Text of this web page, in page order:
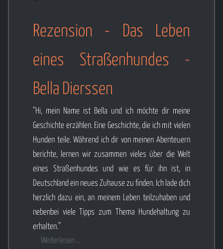
Rezension - Das Leben
eines Straßenhundes -
Bella Dierssen
“Hi, mein Name ist Bella und ich möchte dir meine
Geschichte erzählen. Eine Geschichte, die ich mit vielen
Hunden teile. Während ich dir von meinen Abenteuern
berichte, lernen wir zusammen vieles über die Welt
eines Straßenhundes und wie es für ihn ist, in
Deutschland ein neues Zuhause zu finden. Ich lade dich
herzlich dazu ein, an meinem Leben teilzuhaben und
nebenbei viele Tipps zum Thema Hundehaltung zu
erhalten.”
Weiterlesen ...